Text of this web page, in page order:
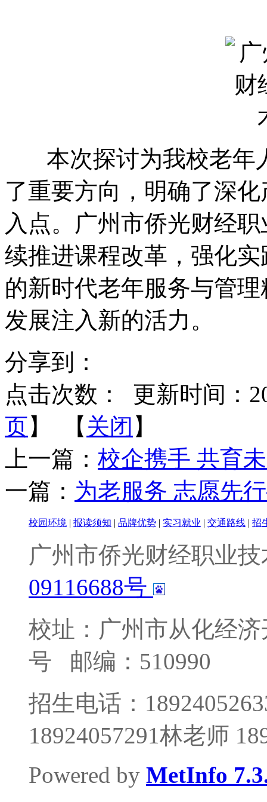
本次探讨为我校老年
了重要方向，明确了深
入点。广州市侨光财经
续推进课程改革，强化
的新时代老年服务与管
发展注入新的活力。
分享到：
点击次数：
更新时间：
页】 【 关闭 】
上一篇： 校企携手 共育
一篇： 为老服务 志愿先
校园环境 报读须知 品牌优势 实习就业 交通路线 招
广州市侨光财经职业
09116688号
校址：广州市从化经
号
邮编：510990
招生电话：
18924057291林老师
Powered by MetInfo